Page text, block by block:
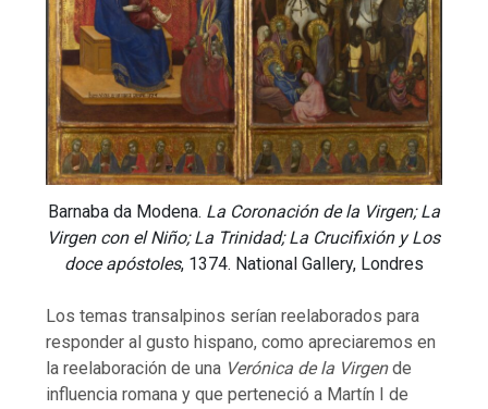
Barnaba da Modena. La Coronación de la Virgen; La
Virgen con el Niño; La Trinidad; La Crucifixión y Los
doce apóstoles, 1374. National Gallery, Londres
Los temas transalpinos serían reelaborados para
responder al gusto hispano, como apreciaremos en
la reelaboración de una Verónica de la Virgende
influencia romana y que perteneció a Martín I de